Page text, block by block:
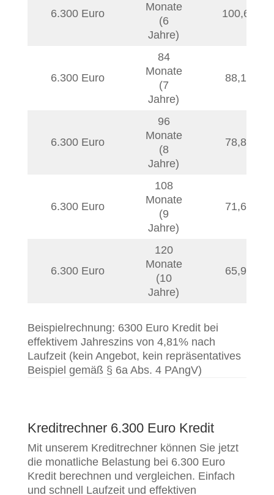
6.300 Euro
Monate
(6
Jahre)
100,61
6.300 Euro
84
Monate
(7
Jahre)
88,18
6.300 Euro
96
Monate
(8
Jahre)
78,88
6.300 Euro
108
Monate
(9
Jahre)
71,67
6.300 Euro
120
Monate
(10
Jahre)
65,92
Beispielrechnung: 6300 Euro Kredit bei
effektivem Jahreszins von 4,81% nach
Laufzeit (kein Angebot, kein repräsentatives
Beispiel gemäß § 6a Abs. 4 PAngV)
Kreditrechner 6.300 Euro Kredit
Mit unserem Kreditrechner können Sie jetzt
die monatliche Belastung bei 6.300 Euro
Kredit berechnen und vergleichen. Einfach
und schnell Laufzeit und effektiven